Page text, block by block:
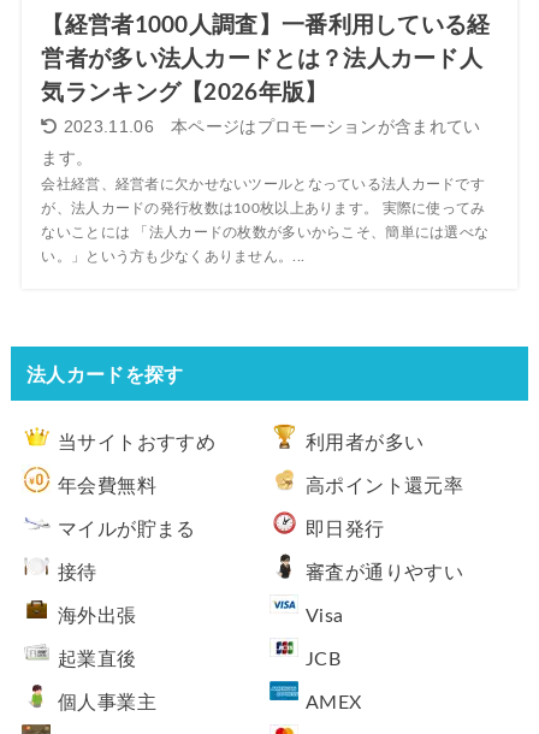
【経営者1000人調査】一番利用している経
営者が多い法人カードとは？法人カード人
気ランキング【2026年版】
2023.11.06
会社経営、経営者に欠かせないツールとなっている法人カードです
が、法人カードの発行枚数は100枚以上あります。 実際に使ってみ
ないことには 「法人カードの枚数が多いからこそ、簡単には選べな
い。」という方も少なくありません。...
法人カードを探す
当サイトおすすめ 利用者が多い
年会費無料 高ポイント還元率
マイルが貯まる 即日発行
接待 審査が通りやすい
海外出張 Visa
起業直後 JCB
個人事業主 AMEX